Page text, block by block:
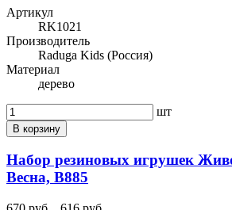
Артикул
RK1021
Производитель
Raduga Kids (Россия)
Материал
дерево
шт
В корзину
Набор резиновых игрушек
Весна, В885